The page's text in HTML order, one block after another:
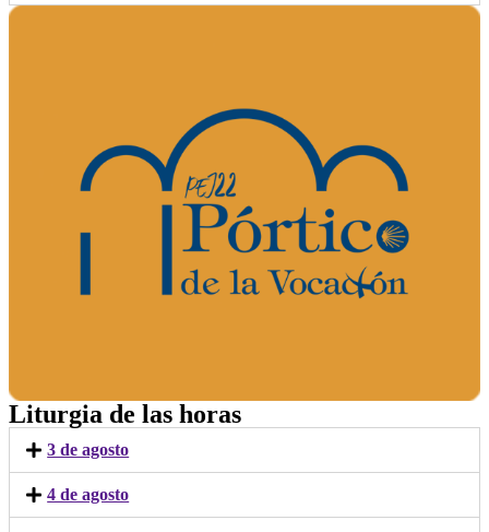
Liturgia de las horas
3 de agosto
4 de agosto